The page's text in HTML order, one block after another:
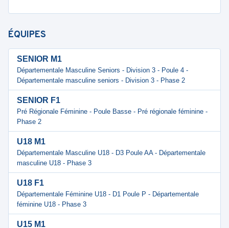
ÉQUIPES
SENIOR M1
Départementale Masculine Seniors - Division 3 - Poule 4 -
Départementale masculine seniors - Division 3 - Phase 2
SENIOR F1
Pré Régionale Féminine - Poule Basse - Pré régionale féminine -
Phase 2
U18 M1
Départementale Masculine U18 - D3 Poule AA - Départementale
masculine U18 - Phase 3
U18 F1
Départementale Féminine U18 - D1 Poule P - Départementale
féminine U18 - Phase 3
U15 M1